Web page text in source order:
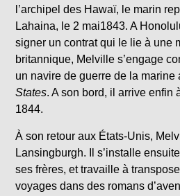
l’archipel des Hawaï, le marin
Lahaina, le 2 mai1843. A
signer un contrat qui le lie à une
britannique, Melville s’engage
un navire de guerre de la marine
States. A son bord, il arrive enfin
1844.
À son retour aux États-Unis,
Lansingburgh. Il s’installe
ses frères, et travaille à
voyages dans des romans